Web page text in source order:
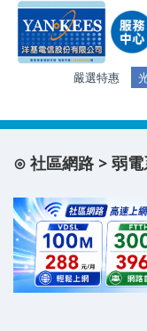
嚴選特惠
⊙ 社區網路 > 弱